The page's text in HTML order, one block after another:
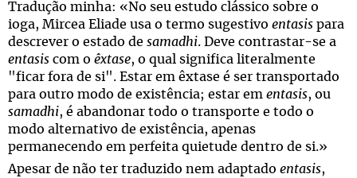
Tradução minha: «No seu estudo clássico sobre o
ioga, Mircea Eliade usa o termo sugestivo entasis para
descrever o estado de samadhi. Deve contrastar-se a
entasis com o êxtase, o qual significa literalmente
"ficar fora de si". Estar em êxtase é ser transportado
para outro modo de existência; estar em entasis, ou
samadhi, é abandonar todo o transporte e todo o
modo alternativo de existência, apenas
permanecendo em perfeita quietude dentro de si.»
Apesar de não ter traduzido nem adaptado entasis,